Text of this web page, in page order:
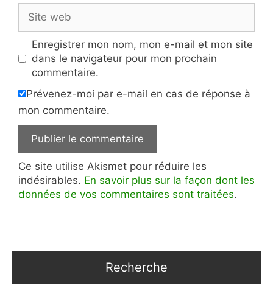
web
Enregistrer mon nom, mon e-mail et mon site
dans le navigateur pour mon prochain
commentaire.
Prévenez-moi par e-mail en cas de réponse à
mon commentaire.
Ce site utilise Akismet pour réduire les
indésirables. En savoir plus sur la façon dont les
données de vos commentaires sont traitées.
Recherche